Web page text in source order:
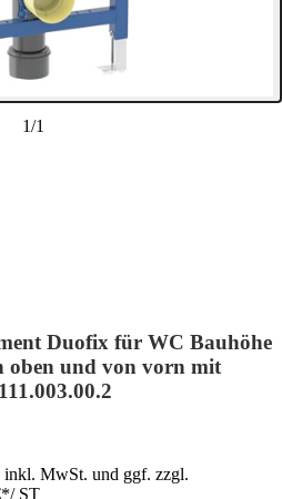
1/1
Duofix für WC Bauhöhe
oben und von vorn mit
MwSt. und ggf. zzgl.
*/ ST